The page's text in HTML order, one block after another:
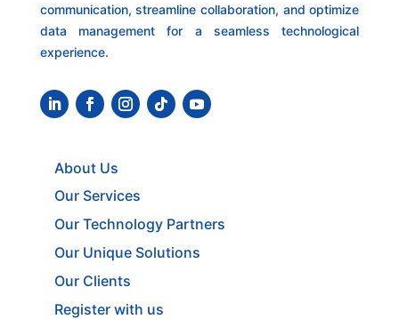
communication, streamline collaboration, and optimize
data management for a seamless technological
experience.
About Us
Our Services
Our Technology Partners
Our Unique Solutions
Our Clients
Register with us